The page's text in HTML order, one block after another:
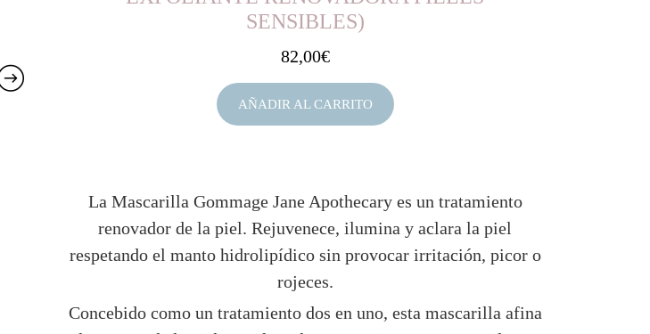
SENSIBLES)
82,00€
AÑADIR AL CARRITO
La Mascarilla Gommage Jane Apothecary es un tratamiento
renovador de la piel. Rejuvenece, ilumina y aclara la piel
respetando el manto hidrolipídico sin provocar irritación, picor o
rojeces.
Concebido como un tratamiento dos en uno, esta mascarilla afina